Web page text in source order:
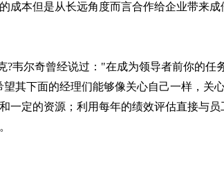
成本但是从长远角度而言合作给企业带来成
?韦尔奇曾经说过： "在成为领导者前你的任
望其下面的经理们能够像关心自己一样，关
一定的资源；利用每年的绩效评估直接与